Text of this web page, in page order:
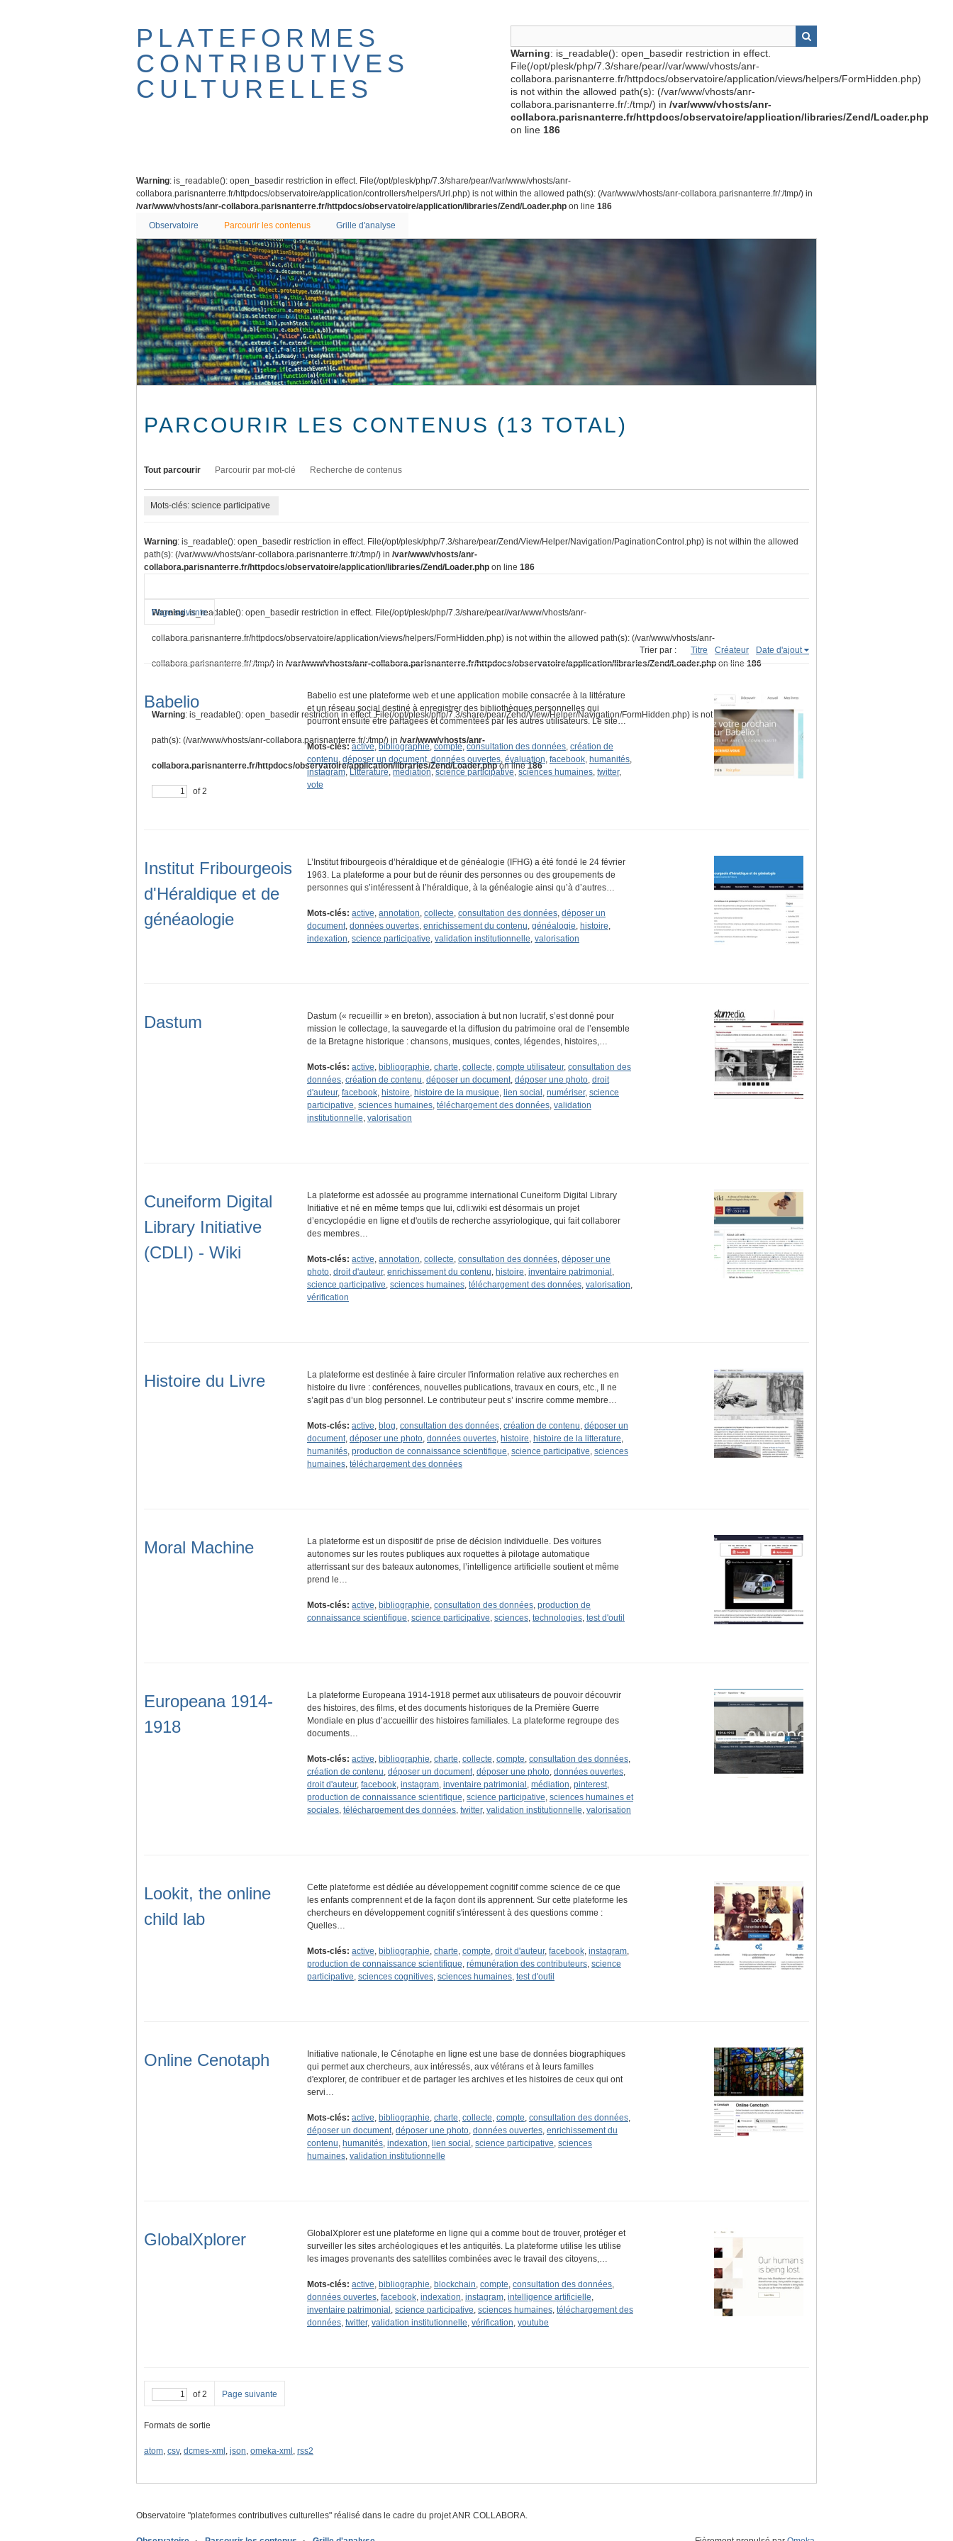
PLATEFORMES
CONTRIBUTIVES
CULTURELLES
Warning: is_readable(): open_basedir restriction in effect.
File(/opt/plesk/php/7.3/share/pear//var/www/vhosts/anr-
collabora.parisnanterre.fr/httpdocs/observatoire/application/views/helpers/FormHidden.php)
is not within the allowed path(s): (/var/www/vhosts/anr-
collabora.parisnanterre.fr/:/tmp/) in /var/www/vhosts/anr-
collabora.parisnanterre.fr/httpdocs/observatoire/application/libraries/Zend/Loader.php
on line 186
Warning: is_readable(): open_basedir restriction in effect. File(/opt/plesk/php/7.3/share/pear//var/www/vhosts/anr-
collabora.parisnanterre.fr/httpdocs/observatoire/application/controllers/helpers/Url.php) is not within the allowed path(s): (/var/www/vhosts/anr-collabora.parisnanterre.fr/:/tmp/) in
/var/www/vhosts/anr-collabora.parisnanterre.fr/httpdocs/observatoire/application/libraries/Zend/Loader.php on line 186
Observatoire
Parcourir les contenus Grille d'analyse
PARCOURIR LES CONTENUS (13 TOTAL)
Tout parcourir Parcourir par mot-clé Recherche de contenus
Mots-clés: science participative
Warning: is_readable(): open_basedir restriction in effect. File(/opt/plesk/php/7.3/share/pear/Zend/View/Helper/Navigation/PaginationControl.php) is not within the allowed
path(s): (/var/www/vhosts/anr-collabora.parisnanterre.fr/:/tmp/) in /var/www/vhosts/anr-
collabora.parisnanterre.fr/httpdocs/observatoire/application/libraries/Zend/Loader.php on line 186
Warning: is_readable(): open_basedir restriction in effect. File(/opt/plesk/php/7.3/share/pear//var/www/vhosts/anr-
collabora.parisnanterre.fr/httpdocs/observatoire/application/views/helpers/FormHidden.php) is not within the allowed path(s): (/var/www/vhosts/anr-
collabora.parisnanterre.fr/:/tmp/) in /var/www/vhosts/anr-collabora.parisnanterre.fr/httpdocs/observatoire/application/libraries/Zend/Loader.php on line 186
Warning: is_readable(): open_basedir restriction in effect. File(/opt/plesk/php/7.3/share/pear/Zend/View/Helper/Navigation/FormHidden.php) is not within the allowed
path(s): (/var/www/vhosts/anr-collabora.parisnanterre.fr/:/tmp/) in /var/www/vhosts/anr-
collabora.parisnanterre.fr/httpdocs/observatoire/application/libraries/Zend/Loader.phpon line186
of 2
Page suivante
Trier par : Titre Créateur Date d'ajout
Babelio
Babelio est une plateforme web et une application mobile consacrée à la littérature
et un réseau social destiné à enregistrer des bibliothèques personnelles qui
pourront ensuite être partagées et commentées par les autres utilisateurs. Le site…
Mots-clés: active, bibliographie, compte, consultation des données, création de
contenu, déposer un document, données ouvertes, évaluation, facebook, humanités,
instagram, Littérature, médiation, science participative, sciences humaines, twitter,
vote
Institut Fribourgeois
d'Héraldique et de
généaologie
L’Institut fribourgeois d’héraldique et de généalogie (IFHG) a été fondé le 24 février
1963. La plateforme a pour but de réunir des personnes ou des groupements de
personnes qui s’intéressent à l’héraldique, à la généalogie ainsi qu’à d’autres…
Mots-clés: active, annotation, collecte, consultation des données, déposer un
document, données ouvertes, enrichissement du contenu, généalogie, histoire,
indexation, science participative, validation institutionnelle, valorisation
Dastum
Dastum (« recueillir » en breton), association à but non lucratif, s’est donné pour
mission le collectage, la sauvegarde et la diffusion du patrimoine oral de l’ensemble
de la Bretagne historique : chansons, musiques, contes, légendes, histoires,…
Mots-clés: active, bibliographie, charte, collecte, compte utilisateur, consultation des
données, création de contenu, déposer un document, déposer une photo, droit
d'auteur, facebook, histoire, histoire de la musique, lien social , numériser, science
participative, sciences humaines, téléchargement des données, validation
institutionnelle, valorisation
Cuneiform Digital
Library Initiative
(CDLI) - Wiki
La plateforme est adossée au programme international Cuneiform Digital Library
Initiative et né en même temps que lui, cdli:wiki est désormais un projet
d’encyclopédie en ligne et d'outils de recherche assyriologique, qui fait collaborer
des membres…
Mots-clés: active, annotation, collecte, consultation des données, déposer une
photo, droit d'auteur, enrichissement du contenu, histoire, inventaire patrimonial ,
science participative, sciences humaines, téléchargement des données, valorisation,
vérification
Histoire du Livre
La plateforme est destinée à faire circuler l'information relative aux recherches en
histoire du livre : conférences, nouvelles publications, travaux en cours, etc., Il ne
s’agit pas d’un blog personnel. Le contributeur peut s’ inscrire comme membre…
Mots-clés: active, blog, consultation des données, création de contenu, déposer un
document, déposer une photo, données ouvertes, histoire, histoire de la litterature,
humanités, production de connaissance scientifique, science participative, sciences
humaines, téléchargement des données
Moral Machine
La plateforme est un dispositif de prise de décision individuelle. Des voitures
autonomes sur les routes publiques aux roquettes à pilotage automatique
atterrissant sur des bateaux autonomes, l’intelligence artificielle soutient et même
prend le…
Mots-clés: active, bibliographie, consultation des données, production de
connaissance scientifique, science participative, sciences, technologies, test d'outil
Europeana 1914-
1918
La plateforme Europeana 1914-1918 permet aux utilisateurs de pouvoir découvrir
des histoires, des films, et des documents historiques de la Première Guerre
Mondiale en plus d’accueillir des histoires familiales. La plateforme regroupe des
documents…
Mots-clés: active, bibliographie, charte, collecte, compte, consultation des données,
création de contenu, déposer un document, déposer une photo, données ouvertes,
droit d'auteur, facebook, instagram, inventaire patrimonial , médiation, pinterest,
production de connaissance scientifique, science participative, sciences humaines et
sociales, téléchargement des données, twitter, validation institutionnelle, valorisation
Lookit, the online
child lab
Cette plateforme est dédiée au développement cognitif comme science de ce que
les enfants comprennent et de la façon dont ils apprennent. Sur cette plateforme les
chercheurs en développement cognitif s'intéressent à des questions comme :
Quelles…
Mots-clés: active, bibliographie, charte, compte, droit d'auteur, facebook, instagram,
production de connaissance scientifique, rémunération des contributeurs, science
participative, sciences cognitives, sciences humaines, test d'outil
Online Cenotaph
Initiative nationale, le Cénotaphe en ligne est une base de données biographiques
qui permet aux chercheurs, aux intéressés, aux vétérans et à leurs familles
d'explorer, de contribuer et de partager les archives et les histoires de ceux qui ont
servi…
Mots-clés: active, bibliographie, charte, collecte, compte, consultation des données,
déposer un document, déposer une photo, données ouvertes, enrichissement du
contenu, humanités, indexation, lien social , science participative, sciences
humaines, validation institutionnelle
GlobalXplorer
GlobalXplorer est une plateforme en ligne qui a comme bout de trouver, protéger et
surveiller les sites archéologiques et les antiquités. La plateforme utilise les utilise
les images provenants des satellites combinées avec le travail des citoyens,…
Mots-clés: active, bibliographie, blockchain, compte, consultation des données,
données ouvertes, facebook, indexation, instagram, intelligence artificielle,
inventaire patrimonial , science participative, sciences humaines, téléchargement des
données, twitter, validation institutionnelle, vérification, youtube
of 2 Page suivante
Formats de sortie
atom, csv, dcmes-xml , json, omeka-xml , rss2
Observatoire "plateformes contributives culturelles" réalisé dans le cadre du projet ANR COLLABORA.